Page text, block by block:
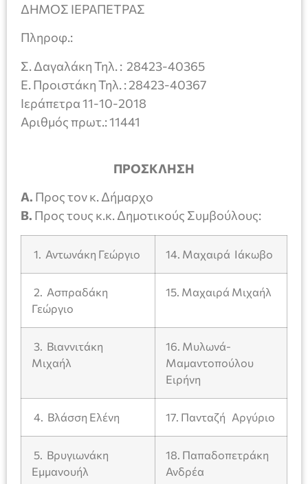
ΔΗΜΟΣ ΙΕΡΑΠΕΤΡΑΣ
Πληροφ.:
Σ. Δαγαλάκη Τηλ. : 28423-40365
Ε. Προιστάκη Τηλ. : 28423-40367
Ιεράπετρα 11-10-2018
Αριθμός πρωτ.: 11441
ΠΡΟΣΚΛΗΣΗ
Α. Προς τον κ. Δήμαρχο
Β. Προς τους κ.κ. Δημοτικούς Συμβούλους:
1. Αντωνάκη Γεώργιο 14. Μαχαιρά Ιάκωβο
2. Ασπραδάκη
Γεώργιο
15. Μαχαιρά Μιχαήλ
3. Βιαννιτάκη
Μιχαήλ
16. Μυλωνά-
Μαμαντοπούλου
Ειρήνη
4. Βλάσση Ελένη 17. Πανταζή Αργύριο
5. Βρυγιωνάκη
Εμμανουήλ
18. Παπαδοπετράκη
Ανδρέα